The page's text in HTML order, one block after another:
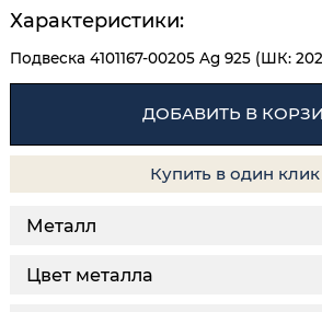
Характеристики:
Подвеска 4101167-00205 Ag 925 (ШК:
ДОБАВИТЬ В
Купить в один клик
Металл
Цвет металла